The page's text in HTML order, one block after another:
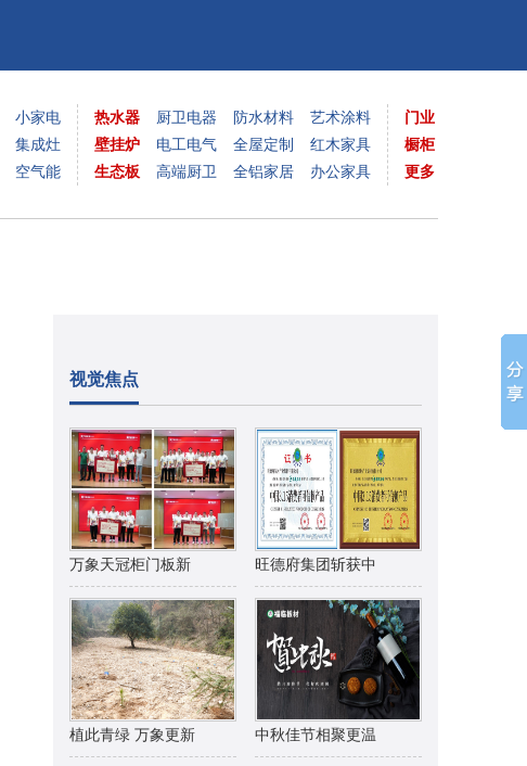
小家电
集成灶
空气能
热水器
壁挂炉
生态板
厨卫电器
电工电气
高端厨卫
防水材料
全屋定制
全铝家居
艺术涂料
红木家具
办公家具
门业
橱柜
更多
视觉焦点
万象天冠柜门板新 旺德府集团斩获中
植此青绿 万象更新 中秋佳节相聚更温